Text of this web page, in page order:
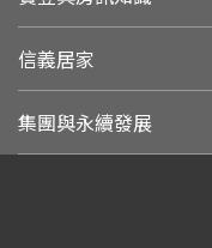
信義居家
集團與永續發展